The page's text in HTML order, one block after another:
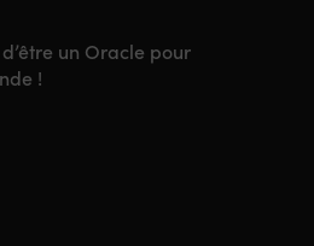
un Oracle pour
!